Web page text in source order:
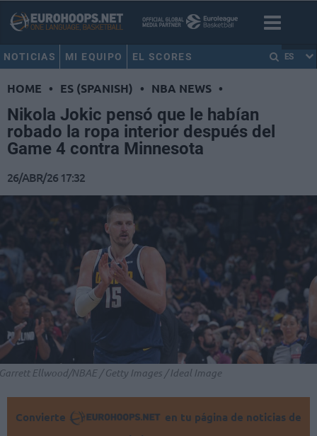
NOTICIAS MI EQUIPO EL SCORES ES
HOME • ES (SPANISH) • NBA NEWS •
Nikola Jokic pensó que le habían
robado la ropa interior después del
Game 4 contra Minnesota
26/ABR/26 17:32
Ellwood/NBAE / Getty Images / Ideal Image
Convierte
en tu página de noticias de